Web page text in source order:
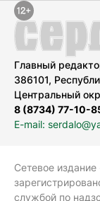
Главный
386101,
Центральный
8 (8734) 77-10-
E-mail:
Сетевое
службой по